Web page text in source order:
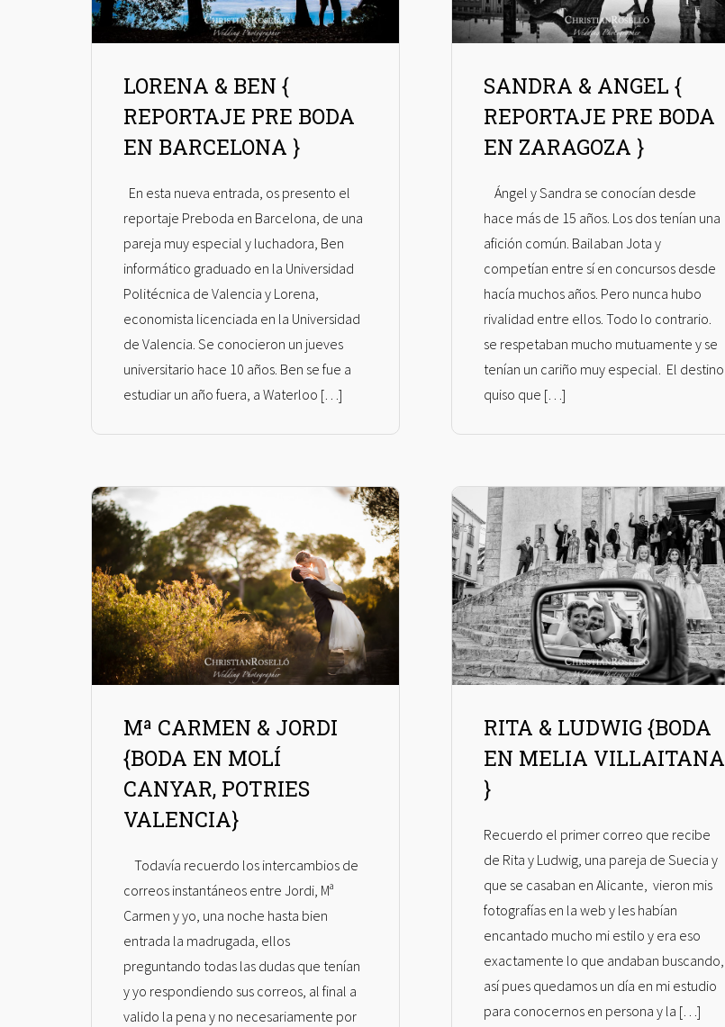
LORENA & BEN {
REPORTAJE PRE BODA
EN BARCELONA }
En esta nueva entrada, os presento el
reportaje Preboda en Barcelona, de una
pareja muy especial y luchadora, Ben
informático graduado en la Universidad
Politécnica de Valencia y Lorena,
economista licenciada en la Universidad
de Valencia. Se conocieron un jueves
universitario hace 10 años. Ben se fue a
estudiar un año fuera, a Waterloo […]
SANDRA & ANGEL {
REPORTAJE PRE BODA
EN ZARAGOZA }
Ángel y Sandra se conocían desde
hace más de 15 años. Los dos tenían una
afición común. Bailaban Jota y
competían entre sí en concursos desde
hacía muchos años. Pero nunca hubo
rivalidad entre ellos. Todo lo contrario.
se respetaban mucho mutuamente y se
tenían un cariño muy especial. El destino
quiso que […]
Mª CARMEN & JORDI
{BODA EN MOLÍ
CANYAR, POTRIES
VALENCIA}
Todavía recuerdo los intercambios de
correos instantáneos entre Jordi, Mª
Carmen y yo, una noche hasta bien
entrada la madrugada, ellos
preguntando todas las dudas que tenían
y yo respondiendo sus correos, al final a
valido la pena y no necesariamente por
RITA & LUDWIG {BODA
EN MELIA VILLAITANA
}
Recuerdo el primer correo que recibe
de Rita y Ludwig, una pareja de Suecia y
que se casaban en Alicante, vieron mis
fotografías en la web y les habían
encantado mucho mi estilo y era eso
exactamente lo que andaban buscando,
así pues quedamos un día en mi estudio
para conocernos en persona y la […]